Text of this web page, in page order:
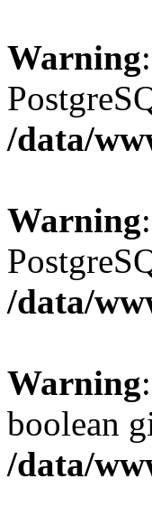
Warning
/data/
Warning
/data/
Warning
boolean
/data/